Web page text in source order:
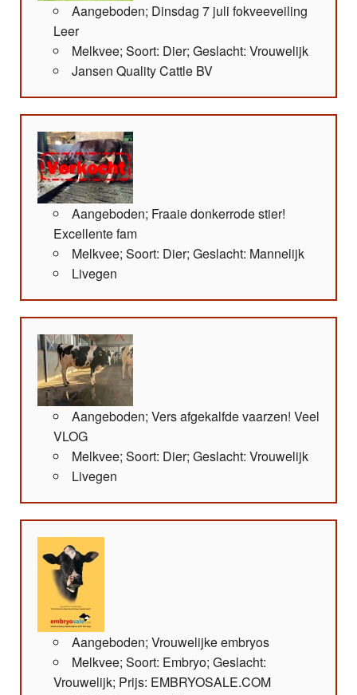
Aangeboden; Dinsdag 7 juli fokveeveiling
Leer
Melkvee; Soort: Dier; Geslacht: Vrouwelijk
Jansen Quality Cattle BV
Aangeboden; Fraaie donkerrode stier!
Excellente fam
Melkvee; Soort: Dier; Geslacht: Mannelijk
Livegen
Aangeboden; Vers afgekalfde vaarzen! Veel
VLOG
Melkvee; Soort: Dier; Geslacht: Vrouwelijk
Livegen
Aangeboden; Vrouwelijke embryos
Melkvee; Soort: Embryo; Geslacht:
Vrouwelijk; Prijs: EMBRYOSALE.COM